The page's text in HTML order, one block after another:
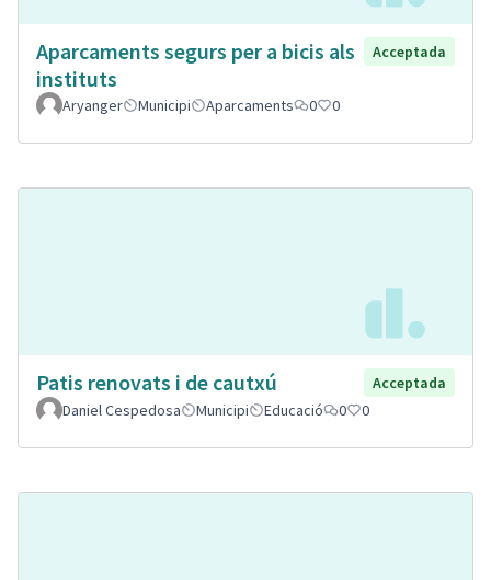
Aparcaments segurs per a bicis als
instituts
Acceptada
Aryanger Municipi Aparcaments 0 0
Patis renovats i de cautxú
Acceptada
Daniel Cespedosa
Municipi Educació 0 0